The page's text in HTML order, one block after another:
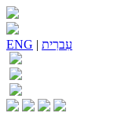
ENG | עִברִית